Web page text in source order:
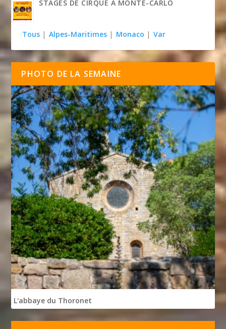
STAGES DE CIRQUE À MONTE-CARLO
Tous | Alpes-Maritimes | Monaco | Var
PHOTO DE LA SEMAINE
L'abbaye du Thoronet